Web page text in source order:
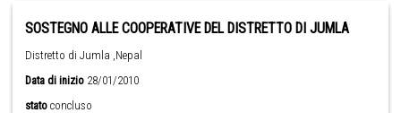
SOSTEGNO ALLE COOPERATIVE DEL DISTRETTO DI JUMLA
Distretto di Jumla ,Nepal
Data di inizio 28/01/2010
stato concluso